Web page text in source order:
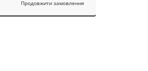
Продовжити замовлення